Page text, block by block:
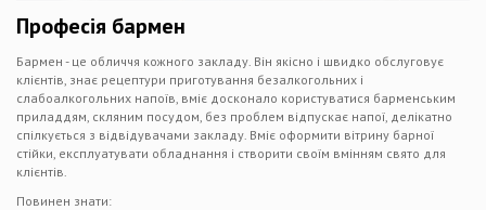
Професія бармен
Бармен - це обличчя кожного закладу. Він якісно і швидко обслуговує
клієнтів, знає рецептури приготування безалкогольних і
слабоалкогольних напоїв, вміє досконало користуватися барменським
приладдям, скляним посудом, без проблем відпускає напої, делікатно
спілкується з відвідувачами закладу. Вміє оформити вітрину барної
стійки, експлуатувати обладнання і створити своїм вмінням свято для
клієнтів.
Повинен знати: